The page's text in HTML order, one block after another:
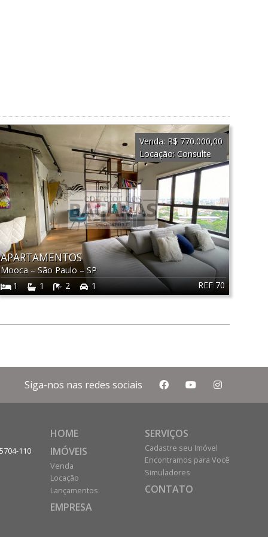
REF 70
APARTAMENTOS
Mooca – São Paulo –SP
1
1 2 1
Venda: R$ 770.000,00
Locação: Consulte
Siga-nos nas redes sociais
110
HOME
IMÓVEIS
Venda
Locação
Lançamentos
EMPRESA
SERVIÇOS
Cadastre seu Imóvel
Encontramos para Você
Simuladores
CONTATO